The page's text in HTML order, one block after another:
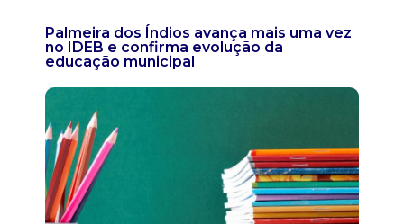
Palmeira dos Índios avança mais uma vez
no IDEB e confirma evolução da
educação municipal